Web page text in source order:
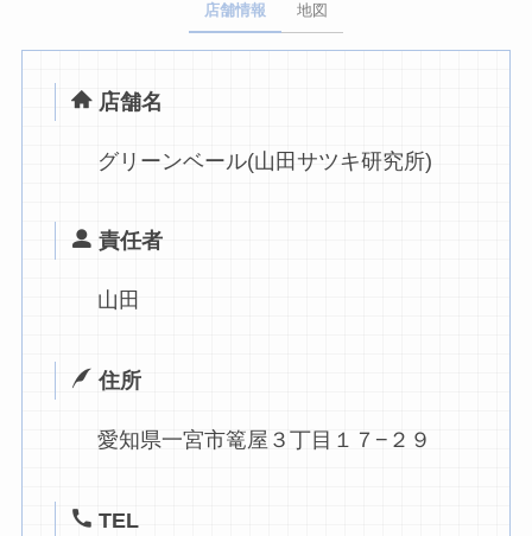
店舗情報 地図
店舗名
グリーンベール(山田サツキ研究所)
責任者
山田
住所
愛知県一宮市篭屋３丁目１７−２９
TEL